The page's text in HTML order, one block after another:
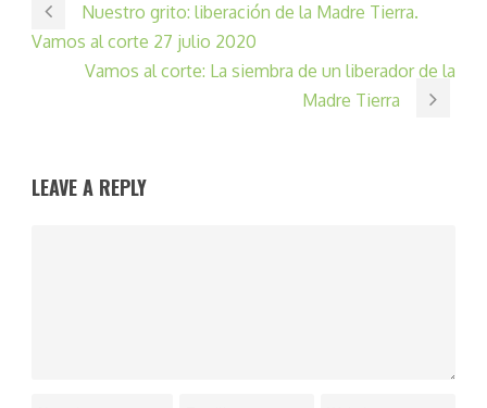
Nuestro grito: liberación de la Madre Tierra.
Vamos al corte 27 julio 2020
Vamos al corte: La siembra de un liberador de la
Madre Tierra
LEAVE A REPLY